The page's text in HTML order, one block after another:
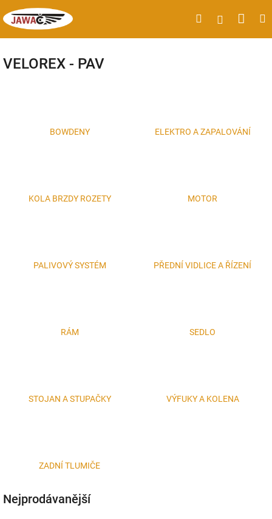
na
obsah
HledatPřihlášení
VELOREX - PAV
BOWDENY ELEKTRO A ZAPALOVÁNÍ
KOLA BRZDY ROZETY MOTOR
PALIVOVÝ SYSTÉM PŘEDNÍ VIDLICE A ŘÍZENÍ
RÁM SEDLO
STOJAN A STUPAČKY VÝFUKY A KOLENA
ZADNÍ TLUMIČE
Nejprodávanější